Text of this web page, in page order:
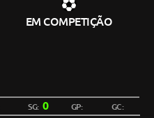
EM COMPETIÇÃO
SG: 0 GP: GC: